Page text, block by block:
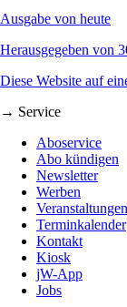
Ausgabe von heute
Herausgegeben von
Diese Website auf
→ Service
Aboservice
Abo kündigen
Newsletter
Werben
Veranstaltungen
Terminkalender
Kontakt
Kiosk
jW-App
Jobs